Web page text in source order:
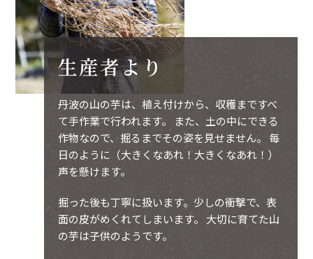
生産者より
丹波の山の芋は、植え付けから、収穫まですべ
て手作業で行われます。 また、土の中にできる
作物なので、掘るまでその姿を見せません。 毎
日のように（大きくなあれ！大きくなあれ！）
声を懸けます。
掘った後も丁寧に扱います。少しの衝撃で、表
面の皮がめくれてしまいます。 大切に育てた山
の芋は子供のようです。